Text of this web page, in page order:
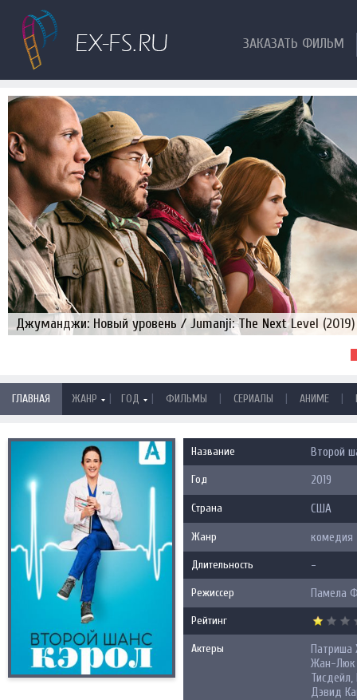
ЗАКАЗАТЬ ФИЛЬМ
Джуманджи: Новый уровень / Jumanji: The Next Level (2019)
ГЛАВНАЯ ЖАНР | ГОД | ФИЛЬМЫ | СЕРИАЛЫ | АНИМЕ |
Название Второй
Год 2019
Страна США
Жанр комедия
Длительность -
Режиссер Памела
Рейтинг
Актеры
Патриша
Жан-Люк
Дэвид